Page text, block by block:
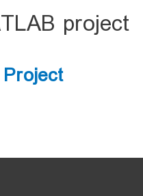
project